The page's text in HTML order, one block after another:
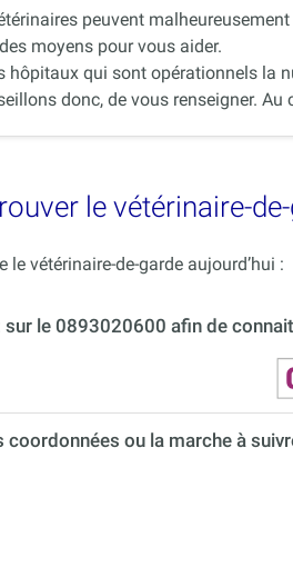
peuvent
moyens pour vous aider.
hôpitaux qui sont opérationnels la
donc, de vous renseigner.
le vétérinaire-
le vétérinaire-de-garde aujourd’hui :
sur le 0893020600 afin de
ou la marche à